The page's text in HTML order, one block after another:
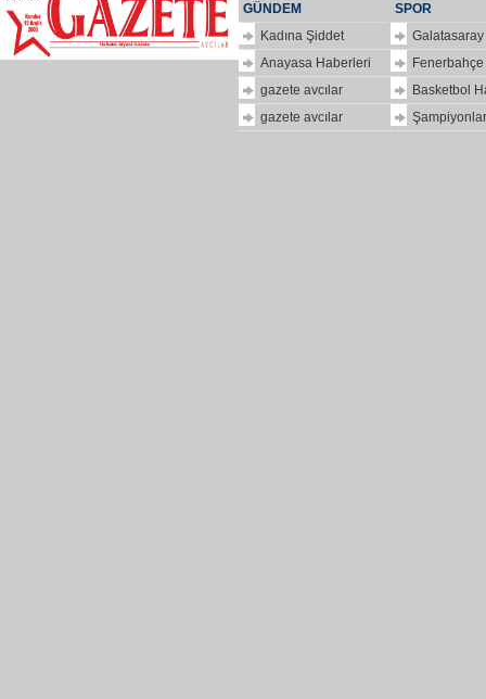
GÜNDEM
Kadına Şiddet
Anayasa Haberleri
gazete avcılar
gazete avcılar
SPOR
Galatasaray
Fenerbahçe
Basketbol